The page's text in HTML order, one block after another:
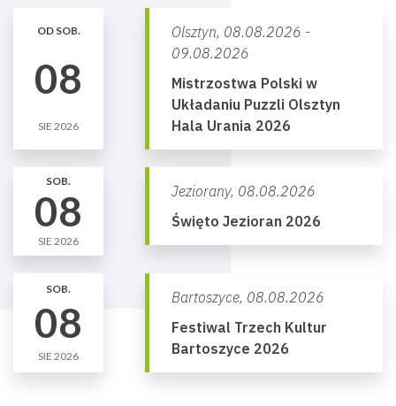
OD SOB.
08
SIE 2026
Olsztyn, 08.08.2026 -
09.08.2026
Mistrzostwa Polski w
Układaniu Puzzli Olsztyn
Hala Urania 2026
SOB.
08
SIE 2026
Jeziorany, 08.08.2026
Święto Jezioran 2026
SOB.
08
SIE 2026
Bartoszyce, 08.08.2026
Festiwal Trzech Kultur
Bartoszyce 2026